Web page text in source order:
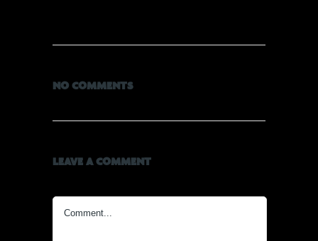
NO COMMENTS
LEAVE A COMMENT